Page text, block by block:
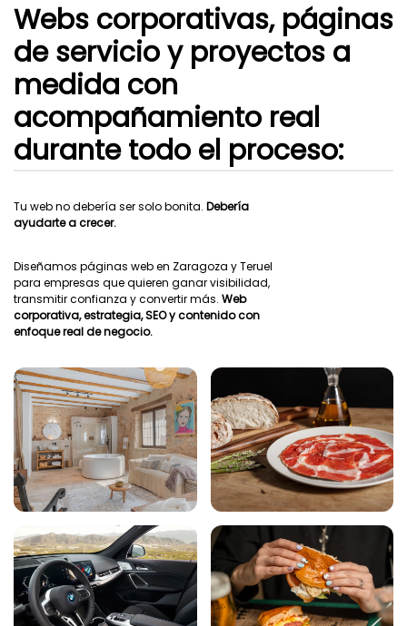
Webs corporativas, páginas
de servicio y proyectos a
medida con
acompañamiento real
durante todo el proceso:
Tu web no debería ser solo bonita. Debería
ayudarte a crecer.
Diseñamos páginas web en Zaragoza y Teruel
para empresas que quieren ganar visibilidad,
transmitir confianza y convertir más. Web
corporativa, estrategia, SEO y contenido con
enfoque real de negocio.